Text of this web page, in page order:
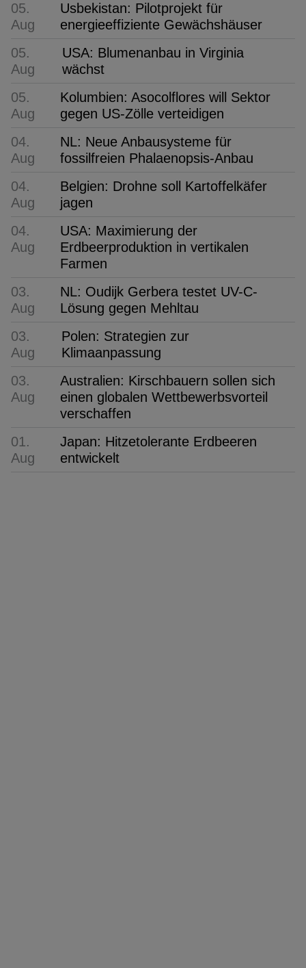
05.
Aug
Usbekistan: Pilotprojekt für
energieeffiziente Gewächshäuser
05.
Aug
USA: Blumenanbau in Virginia
wächst
05.
Aug
Kolumbien: Asocolflores will Sektor
gegen US-Zölle verteidigen
04.
Aug
NL: Neue Anbausysteme für
fossilfreien Phalaenopsis-Anbau
04.
Aug
Belgien: Drohne soll Kartoffelkäfer
jagen
04.
Aug
USA: Maximierung der
Erdbeerproduktion in vertikalen
Farmen
03.
Aug
NL: Oudijk Gerbera testet UV-C-
Lösung gegen Mehltau
03.
Aug
Polen: Strategien zur
Klimaanpassung
03.
Aug
Australien: Kirschbauern sollen sich
einen globalen Wettbewerbsvorteil
verschaffen
01.
Aug
Japan: Hitzetolerante Erdbeeren
entwickelt